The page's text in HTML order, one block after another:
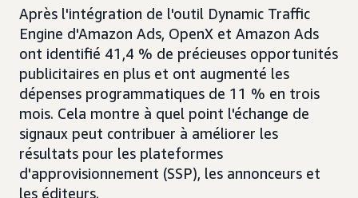
Après l'intégration de l'outil Dynamic Traffic
Engine d'Amazon Ads, OpenX et Amazon Ads
ont identifié 41,4 % de précieuses opportunités
publicitaires en plus et ont augmenté les
dépenses programmatiques de 11 % en trois
mois. Cela montre à quel point l'échange de
signaux peut contribuer à améliorer les
résultats pour les plateformes
d'approvisionnement (SSP), les annonceurs et
les éditeurs.